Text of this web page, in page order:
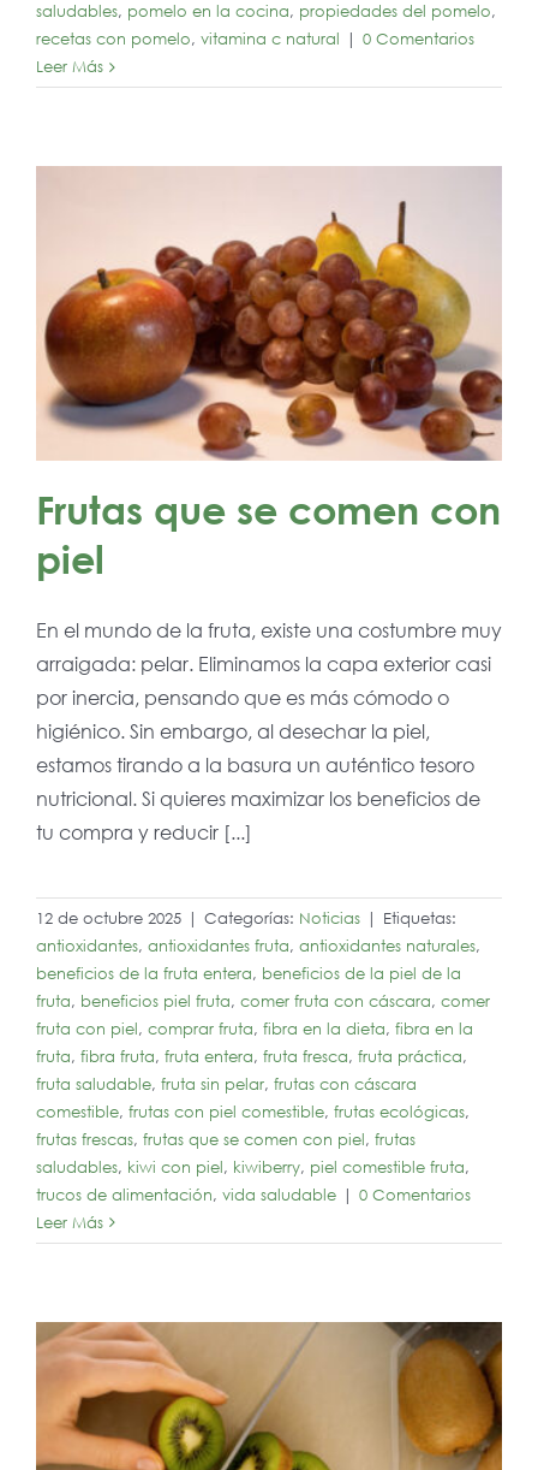
saludables, pomelo en la cocina, propiedades del pomelo,
recetas con pomelo, vitamina c natural | 0 Comentarios
Leer Más
Frutas que se comen con
piel
En el mundo de la fruta, existe una costumbre muy
arraigada: pelar. Eliminamos la capa exterior casi
por inercia, pensando que es más cómodo o
higiénico. Sin embargo, al desechar la piel,
estamos tirando a la basura un auténtico tesoro
nutricional. Si quieres maximizar los beneficios de
tu compra y reducir [...]
12 de octubre 2025 | Categorías: Noticias | Etiquetas:
antioxidantes, antioxidantes fruta, antioxidantes naturales,
beneficios de la fruta entera, beneficios de la piel de la
fruta, beneficios piel fruta, comer fruta con cáscara, comer
fruta con piel, comprar fruta, fibra en la dieta, fibra en la
fruta, fibra fruta, fruta entera, fruta fresca, fruta práctica,
fruta saludable, fruta sin pelar, frutas con cáscara
comestible, frutas con piel comestible, frutas ecológicas,
frutas frescas, frutas que se comen con piel, frutas
saludables, kiwi con piel, kiwiberry, piel comestible fruta,
trucos de alimentación, vida saludable | 0 Comentarios
Leer Más